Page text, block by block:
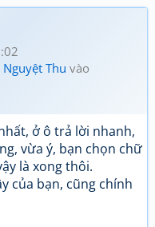
Nguyệt Thu vào
ở ô trả lời nhanh,
vừa ý, bạn chọn chữ
là xong thôi.
của bạn, cũng chính